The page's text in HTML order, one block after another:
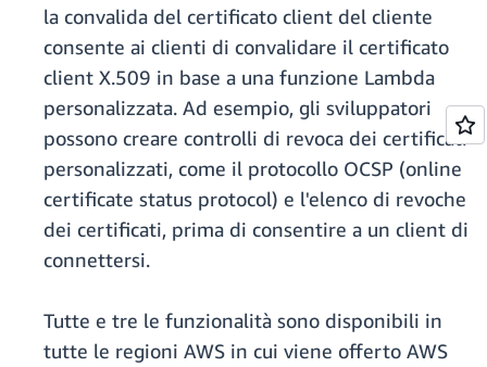
la convalida del certificato client del cliente
consente ai clienti di convalidare il certificato
client X.509 in base a una funzione Lambda
personalizzata. Ad esempio, gli sviluppatori
possono creare controlli di revoca dei certificati
personalizzati, come il protocollo OCSP (online
certificate status protocol) e l'elenco di revoche
dei certificati, prima di consentire a un client di
connettersi.
Tutte e tre le funzionalità sono disponibili in
tutte le regioni AWS in cui viene offerto AWS